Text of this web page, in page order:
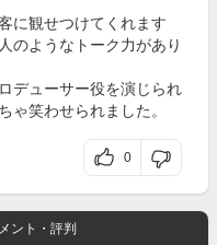
に観せつけてくれます
のようなトーク力があり
デューサー役を演じられ
ゃ笑わせられました。
0
ント・評判